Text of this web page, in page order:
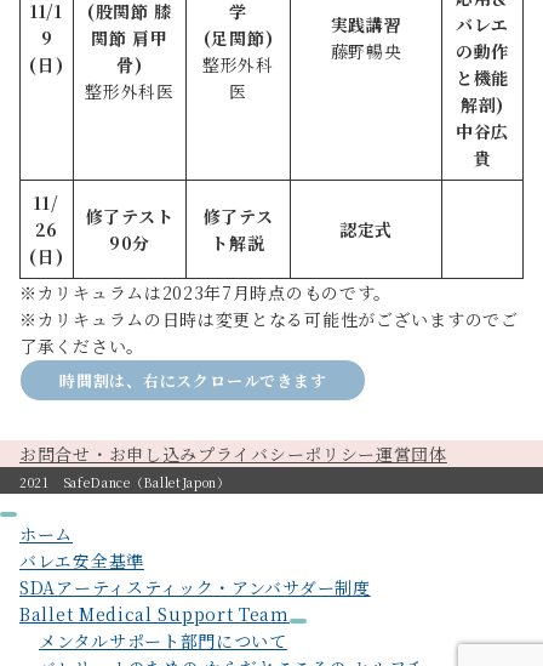
11/1
9
(日)
(股関節 膝
関節 肩甲
骨)
整形外科医
学
(足関節)
整形外科
医
実践講習
藤野暢央
バレエ
の動作
と機能
解剖)
中谷広
貴
11/
26
(日)
修了テスト
90分
修了テス
ト解説
認定式
※カリキュラムは2023年7月時点のものです。
※カリキュラムの日時は変更となる可能性がございますのでご
了承ください。
時間割は、右にスクロールできます
お問合せ・お申し込みプライバシーポリシー運営団体
2021 SafeDance（BalletJapon）
ホーム
バレエ安全基準
SDAアーティスティック・アンバサダー制度
Ballet Medical Support Team
メンタルサポート部門について